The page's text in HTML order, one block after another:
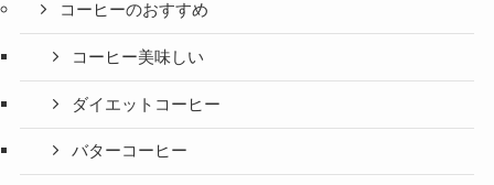
コーヒーのおすすめ
コーヒー美味しい
ダイエットコーヒー
バターコーヒー